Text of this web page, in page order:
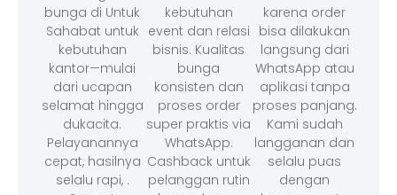
bunga di Untuk
Sahabat untuk
kebutuhan
kantor—mulai
dari ucapan
selamat hingga
dukacita.
Pelayanannya
cepat, hasilnya
selalu rapi, .
kebutuhan
event dan relasi
bisnis. Kualitas
bunga
konsisten dan
proses order
super praktis via
WhatsApp.
Cashback untuk
pelanggan rutin
karena order
bisa dilakukan
langsung dari
WhatsApp atau
aplikasi tanpa
proses panjang.
Kami sudah
langganan dan
selalu puas
dengan